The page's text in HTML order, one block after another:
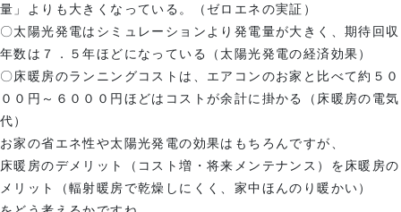
量」よりも大きくなっている。（ゼロエネの実証）
〇太陽光発電はシミュレーションより発電量が大きく、期待回収
年数は７．５年ほどになっている（太陽光発電の経済効果）
〇床暖房のランニングコストは、エアコンのお家と比べて約５０
００円～６０００円ほどはコストが余計に掛かる（床暖房の電気
代）
お家の省エネ性や太陽光発電の効果はもちろんですが、
床暖房のデメリット（コスト増・将来メンテナンス）を床暖房の
メリット（輻射暖房で乾燥しにくく、家中ほんのり暖かい）